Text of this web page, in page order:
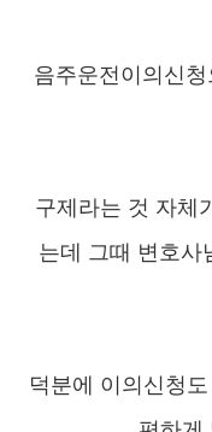
음주운전이의신
구제라는 것 자체
는데 그때 변호사
덕분에 이의신청